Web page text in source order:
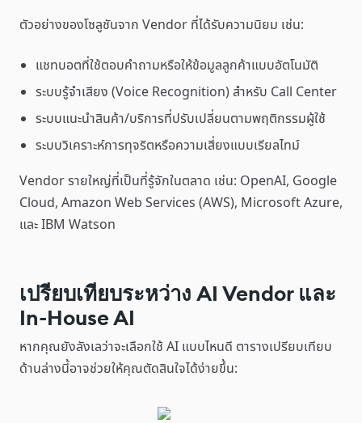
ตัวอย่างของโซลูชันจาก Vendor ที่ได้รับความนิยม เช่น:
แชทบอตที่ใช้ตอบคำถามหรือให้ข้อมูลลูกค้าแบบอัตโนมัติ
ระบบรู้จำเสียง (Voice Recognition) สำหรับ Call Center
ระบบแนะนำสินค้า/บริการที่ปรับเปลี่ยนตามพฤติกรรมผู้ใช้
ระบบวิเคราะห์การทุจริตหรือความเสี่ยงแบบเรียลไทม์
Vendor รายใหญ่ที่เป็นที่รู้จักในตลาด เช่น: OpenAI, Google
Cloud, Amazon Web Services (AWS), Microsoft Azure,
และ IBM Watson
เปรียบเทียบระหว่าง AI Vendor และ
In-House AI
หากคุณยังลังเลว่าจะเลือกใช้ AI แบบไหนดี ตารางเปรียบเทียบ
ด้านล่างนี้อาจช่วยให้คุณตัดสินใจได้ง่ายขึ้น: